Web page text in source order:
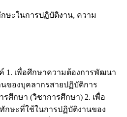
ษะในการปฏิบัติงาน, ความ
1. เพื่อศึกษาความต้องการพัฒนา
ของบุคลากรสายปฏิบัติการ
ศึกษา (วิชาการศึกษา) 2. เพื่อ
ษะที่ใช้ในการปฏิบัติงานของ